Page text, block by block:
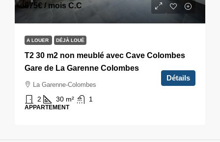
875€ / mois C.C
A LOUER DÉJÀ LOUÉ
T2 30 m2 non meublé avec Cave Colombes
Gare de La Garenne Colombes
La Garenne-Colombes
2 30 m² 1
APPARTEMENT
Détails